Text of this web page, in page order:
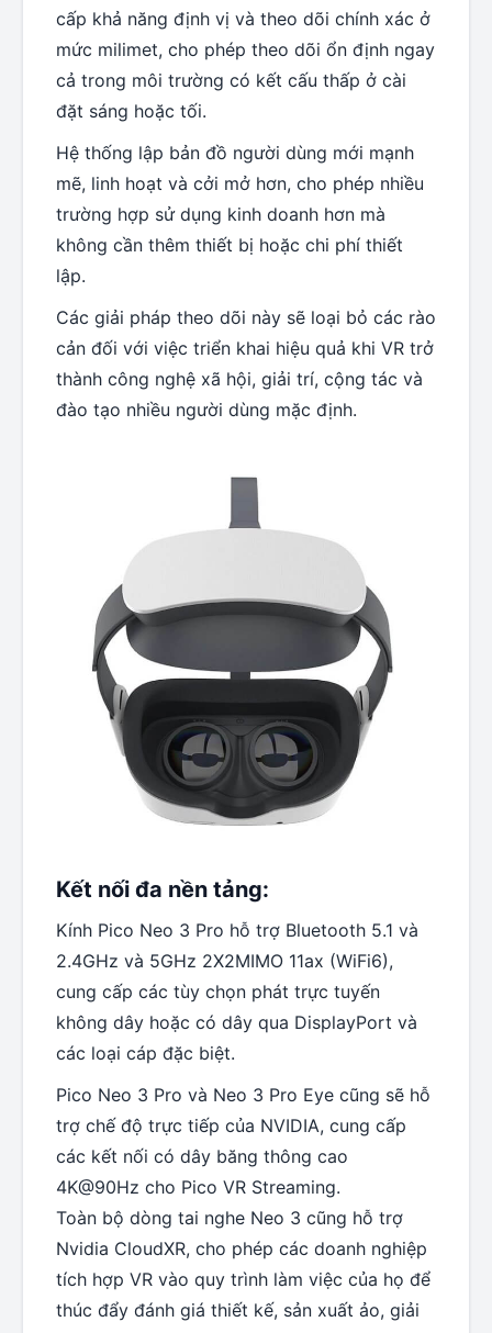
cấp khả năng định vị và theo dõi chính xác ở
mức milimet, cho phép theo dõi ổn định ngay
cả trong môi trường có kết cấu thấp ở cài
đặt sáng hoặc tối.
Hệ thống lập bản đồ người dùng mới mạnh
mẽ, linh hoạt và cởi mở hơn, cho phép nhiều
trường hợp sử dụng kinh doanh hơn mà
không cần thêm thiết bị hoặc chi phí thiết
lập.
Các giải pháp theo dõi này sẽ loại bỏ các rào
cản đối với việc triển khai hiệu quả khi VR trở
thành công nghệ xã hội, giải trí, cộng tác và
đào tạo nhiều người dùng mặc định.
Kết nối đa nền tảng:
Kính Pico Neo 3 Pro hỗ trợ Bluetooth 5.1 và
2.4GHz và 5GHz 2X2MIMO 11ax (WiFi6),
cung cấp các tùy chọn phát trực tuyến
không dây hoặc có dây qua DisplayPort và
các loại cáp đặc biệt.
Pico Neo 3 Pro và Neo 3 Pro Eye cũng sẽ hỗ
trợ chế độ trực tiếp của NVIDIA, cung cấp
các kết nối có dây băng thông cao
4K@90Hz cho Pico VR Streaming.
Toàn bộ dòng tai nghe Neo 3 cũng hỗ trợ
Nvidia CloudXR, cho phép các doanh nghiệp
tích hợp VR vào quy trình làm việc của họ để
thúc đẩy đánh giá thiết kế, sản xuất ảo, giải